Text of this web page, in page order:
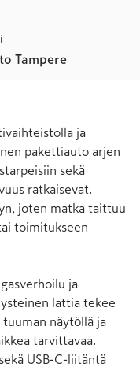
Tampere
ja
pakettiauto arjen
sekä
ratkaisevat.
joten matka taittuu
toimitukseen
ja
lattia tekee
tuuman näytöllä ja
tarvittavaa.
USB-C-liitäntä